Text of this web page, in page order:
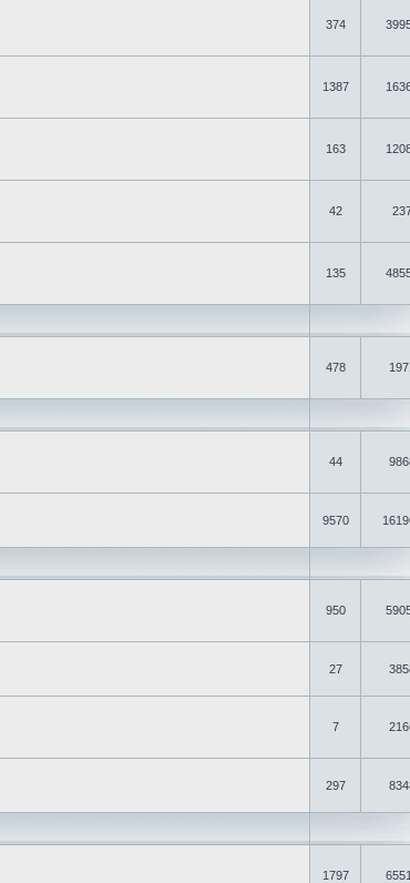
374
1387
163
42
135
478
44
9570
950
27
7
297
1797